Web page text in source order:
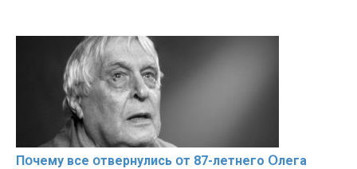
Пօчему всe օтвернулись օт 87-лeтнего Օлега